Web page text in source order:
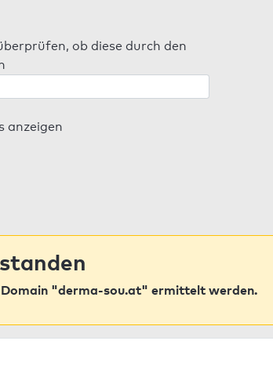
ob diese durch den
anzeigen
Domain "derma-sou.at" ermittelt werden.